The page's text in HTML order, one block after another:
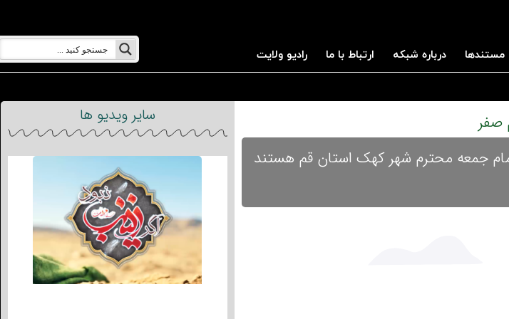
مستندها درباره شبکه ارتباط با ما رادیو ولایت
جمعه محترم شهر کهک استان قم هستند
سایر ویدیو ها